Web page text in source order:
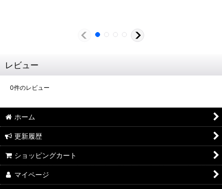
レビュー
0件のレビュー
ホーム
更新履歴
ショッピングカート
マイページ